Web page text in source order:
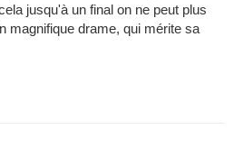
jusqu'à un final on ne peut plus
magnifique drame, qui mérite sa